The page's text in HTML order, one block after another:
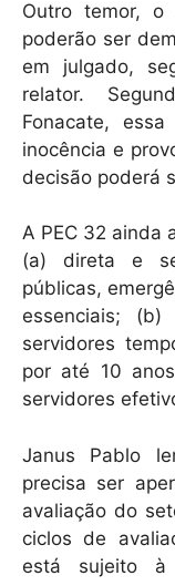
Outro temor, o
poderão ser
em julgado,
relator.
Fonacate,
inocência e
decisão poderá
A PEC 32 ainda
(a) direta e
públicas,
essenciais;
servidores
por até 10
servidores
Janus Pablo
precisa ser
avaliação do
ciclos de
está sujeito à